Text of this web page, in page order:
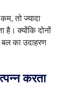
तो ज्यादा
है। क्योंकि दोनों
का उदाहरण
करता